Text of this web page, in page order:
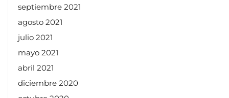
septiembre 2021
agosto 2021
julio 2021
mayo 2021
abril 2021
diciembre 2020